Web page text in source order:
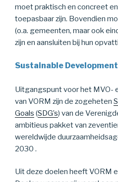
moet praktisch en concreet en
toepasbaar zijn. Bovendien
(o.a. gemeenten, maar ook
zijn en aansluiten bij hun
Sustainable
Uitgangspunt voor het MVO-
van VORM zijn de zogeheten
Goals (SDG’s) van de
ambitieus pakket van
wereldwijde
2030 .
Uit deze doelen heeft VORM